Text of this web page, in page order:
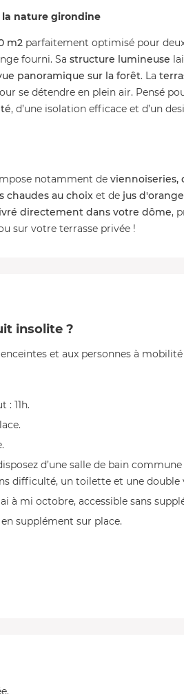
nature girondine
m2 parfaitement optimisé pour
fourni. Sa structure lumineuse
panoramique sur la forêt. La
se détendre en plein air. Pensé
, d’une isolation efficace et d’un
notamment de viennoiseries,
chaudes au choix et de jus d'orange
directement dans votre dôme,
sur votre terrasse privée !
insolite ?
et aux personnes à
: 11h.
d’une salle de bain
difficulté, un toilette et une double
à mi octobre, accessible sans
supplément sur place.